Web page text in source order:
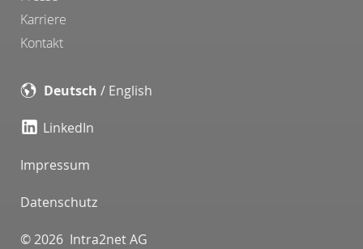
Karriere
Kontakt
Deutsch / English
LinkedIn
Impressum
Datenschutz
© 2026 Intra2net AG